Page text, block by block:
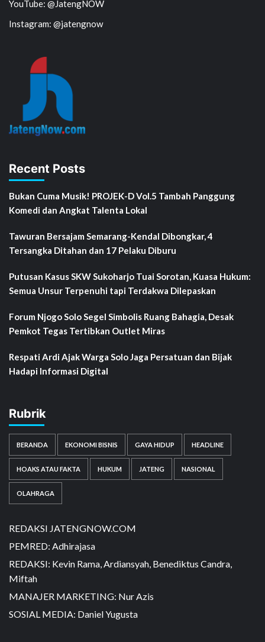
YouTube: @JatengNOW
Instagram: @jatengnow
Recent Posts
Bukan Cuma Musik! PROJEK-D Vol.5 Tambah Panggung
Komedi dan Angkat Talenta Lokal
Tawuran Bersajam Semarang-Kendal Dibongkar, 4
Tersangka Ditahan dan 17 Pelaku Diburu
Putusan Kasus SKW Sukoharjo Tuai Sorotan, Kuasa Hukum:
Semua Unsur Terpenuhi tapi Terdakwa Dilepaskan
Forum Njogo Solo Segel Simbolis Ruang Bahagia, Desak
Pemkot Tegas Tertibkan Outlet Miras
Respati Ardi Ajak Warga Solo Jaga Persatuan dan Bijak
Hadapi Informasi Digital
Rubrik
BERANDA EKONOMI BISNIS GAYA HIDUP HEADLINE
HOAKS ATAU FAKTA HUKUM JATENG NASIONAL
OLAHRAGA
REDAKSI JATENGNOW.COM
PEMRED: Adhirajasa
REDAKSI: Kevin Rama, Ardiansyah, Benediktus Candra,
Miftah
MANAJER MARKETING: Nur Azis
SOSIAL MEDIA: Daniel Yugusta